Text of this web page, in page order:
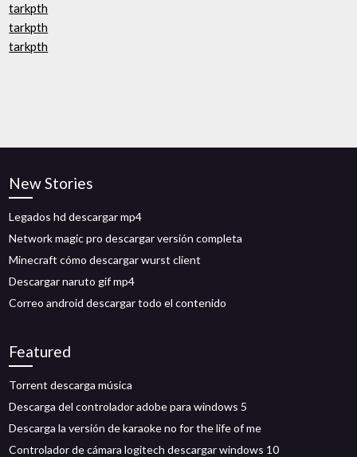
tarkpth
tarkpth
tarkpth
New Stories
Legados hd descargar mp4
Network magic pro descargar versión completa
Minecraft cómo descargar wurst client
Descargar naruto gif mp4
Correo android descargar todo el contenido
Featured
Torrent descarga música
Descarga del controlador adobe para windows 5
Descarga la versión de karaoke no for the life of me
Controlador de cámara logitech descargar windows 10